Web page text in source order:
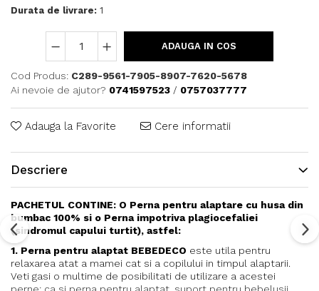
Durata de livrare: 1
ADAUGA IN COS
Cod Produs: C289-9561-7905-8907-7620-5678
Ai nevoie de ajutor? 0741597523 / 0757037777
Adauga la Favorite Cere informatii
Descriere
PACHETUL CONTINE: O Perna pentru alaptare cu husa din
bumbac 100% si o Perna impotriva plagiocefaliei
(sindromul capului turtit), astfel:
1. Perna pentru alaptat BEBEDECO este utila pentru
relaxarea atat a mamei cat si a copilului in timpul alaptarii.
Veti gasi o multime de posibilitati de utilizare a acestei
perne: ca si perna pentru alaptat, suport pentru bebelusii